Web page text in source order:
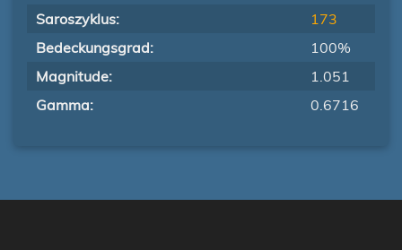
Saroszyklus:
173
Bedeckungsgrad:
100%
Magnitude:
1.051
Gamma:
0.6716